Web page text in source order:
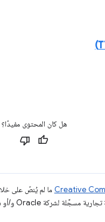
هل كان المحتوى مفيدًا؟
ما لم يُنصّ على